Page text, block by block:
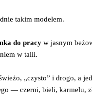
takim modelem.
do pracy w jasnym
w talii.
„czysto” i drogo, a
— czerni, bieli, karmelu,